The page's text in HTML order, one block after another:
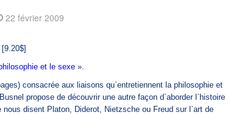
22 février 2009
et le sexe ».
consacrée aux liaisons qu`entretiennent la philosophie et
propose de découvrir une autre façon d`aborder l`histoire
disent Platon, Diderot, Nietzsche ou Freud sur l`art de